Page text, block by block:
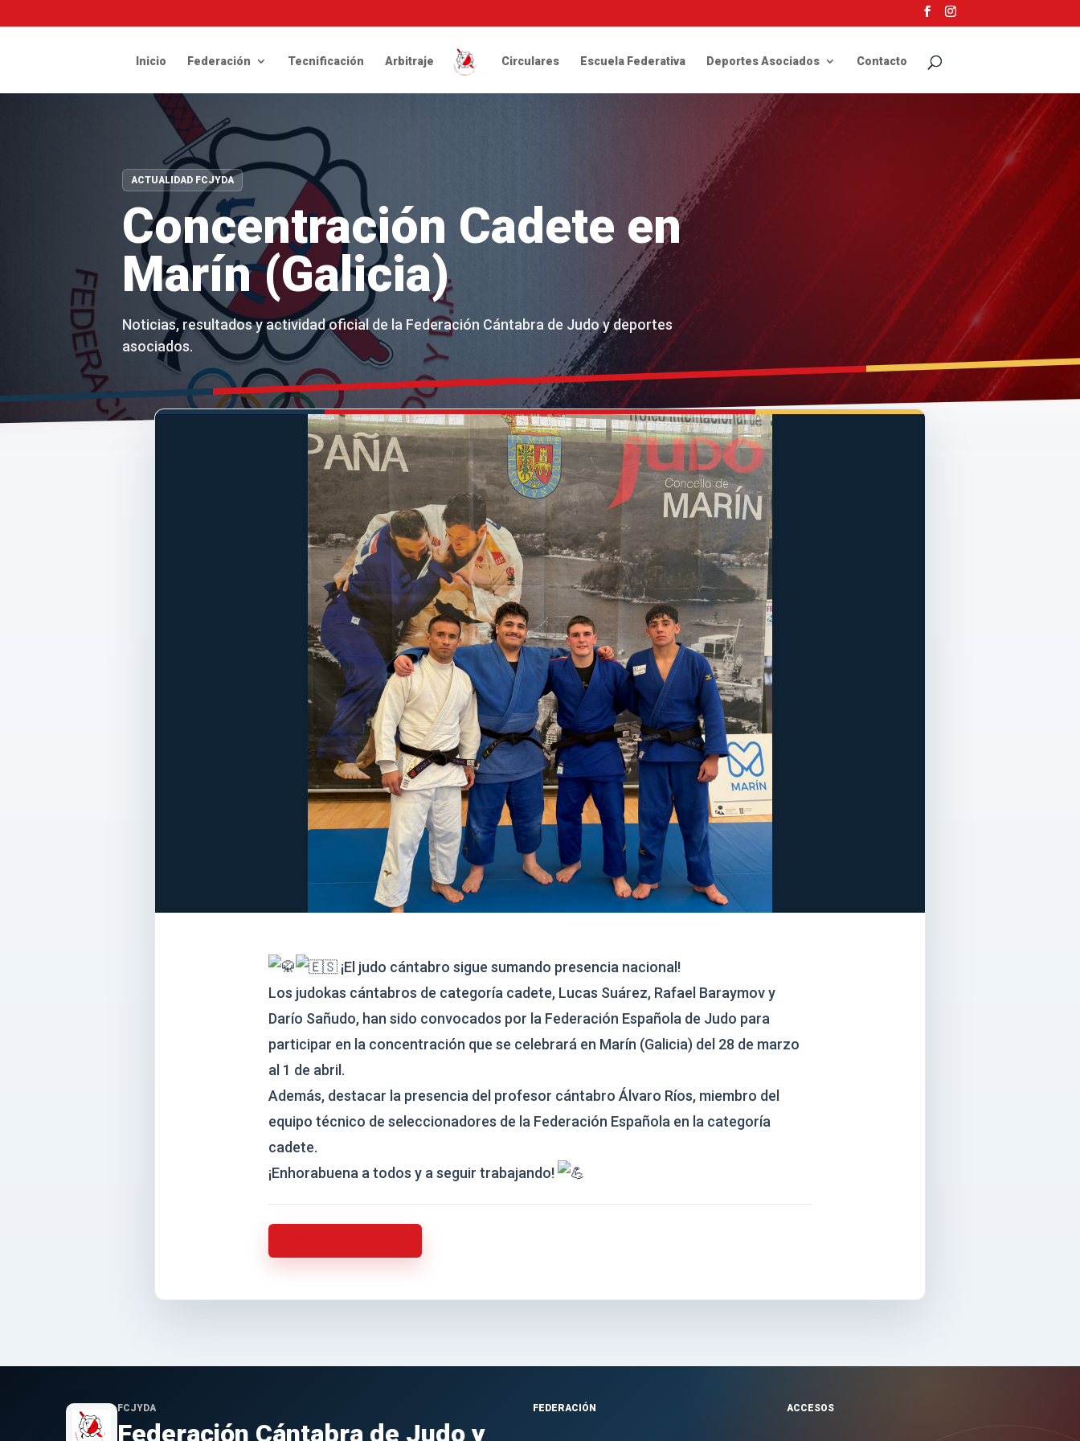
Inicio Federación Tecnificación Arbitraje Circulares Escuela Federativa Deportes Asociados Contacto
ACTUALIDAD FCJYDA
Concentración Cadete en
Marín (Galicia)
Noticias, resultados y actividad oficial de la Federación Cántabra de Judo y deportes
asociados.
¡El judo cántabro sigue sumando presencia nacional!
Los judokas cántabros de categoría cadete, Lucas Suárez, Rafael Baraymov y
Darío Sañudo, han sido convocados por la Federación Española de Judo para
participar en la concentración que se celebrará en Marín (Galicia) del 28 de marzo
al 1 de abril.
Además, destacar la presencia del profesor cántabro Álvaro Ríos, miembro del
equipo técnico de seleccionadores de la Federación Española en la categoría
cadete.
¡Enhorabuena a todos y a seguir trabajando!
FCJYDA
Federación Cántabra de Judo y
FEDERACIÓN ACCESOS